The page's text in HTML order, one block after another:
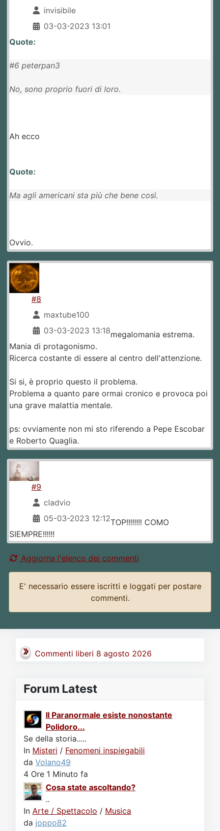
invisibile
03-03-2023 13:01
Quote:
#6 peterpan3
No, sono proprio fuori di loro.
Ah ecco
Quote:
Ma agli americani sta più che bene così.
Ovvio.
#8
maxtube100
03-03-2023 13:18megalomania estrema.
Mania di protagonismo.
Ricerca costante di essere al centro dell'attenzione.
Si si, è proprio questo il problema.
Problema a quanto pare ormai cronico e provoca poi
una grave malattia mentale.
ps: ovviamente non mi sto riferendo a Pepe Escobar
e Roberto Quaglia.
#9
cladvio
05-03-2023 12:12TOP!!!!!!!! COMO
SIEMPRE!!!!!!
Aggiorna l'elenco dei commenti
E' necessario essere iscritti e loggati per postare
commenti.
Commenti liberi 8 agosto 2026
Forum Latest
Il Paranormale esiste nonostante
Polidoro...
Se della storia.....
In Misteri / Fenomeni inspiegabili
da Volano49
4 Ore 1 Minuto fa
Cosa state ascoltando?
..
In Arte / Spettacolo / Musica
da joppo82